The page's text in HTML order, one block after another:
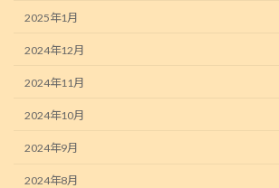
2025年1月
2024年12月
2024年11月
2024年10月
2024年9月
2024年8月